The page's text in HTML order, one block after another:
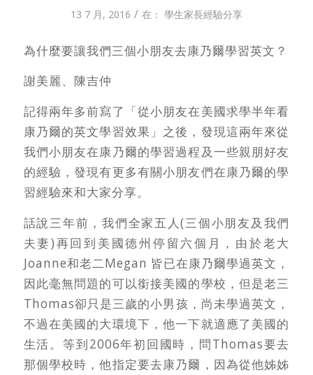
13 7 月, 2016 / 在： 學生家長經驗分享
為什麼要讓我們三個小朋友去康乃爾學習英文？
謝美麗、陳吉仲
記得兩年多前寫了「從小朋友在美國求學半年看
康乃爾的英文學習效果」之後，發現這兩年來從
我們小朋友在康乃爾的學習過程及一些親朋好友
的經驗，發現有更多有關小朋友們在康乃爾的學
習經驗來和大家分享。
話說三年前，我們全家五人(三個小朋友及我們
夫妻)再回到美國德州停留六個月，由於老大
Joanne和老二Megan 皆已在康乃爾學過英文，
因此毫無問題的可以銜接美國的學校，但是老三
Thomas卻只是三歲的小男孩，尚未學過英文，
不過在美國的大環境下，他一下就適應了美國的
生活。等到2006年初回國時，問Thomas要去
那個學校時，他指定要去康乃爾，因為從他姊姊